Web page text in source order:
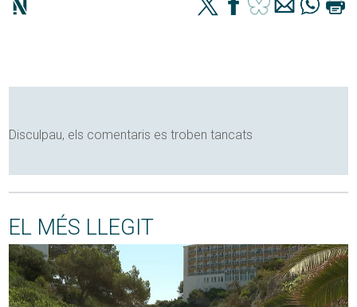
Disculpau, els comentaris es troben tancats
EL MÉS LLEGIT